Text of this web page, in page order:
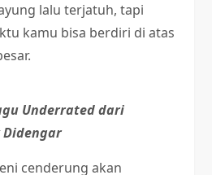
lalu terjatuh, tapi
kamu bisa berdiri di atas
Underrated dari
Didengar
cenderung akan